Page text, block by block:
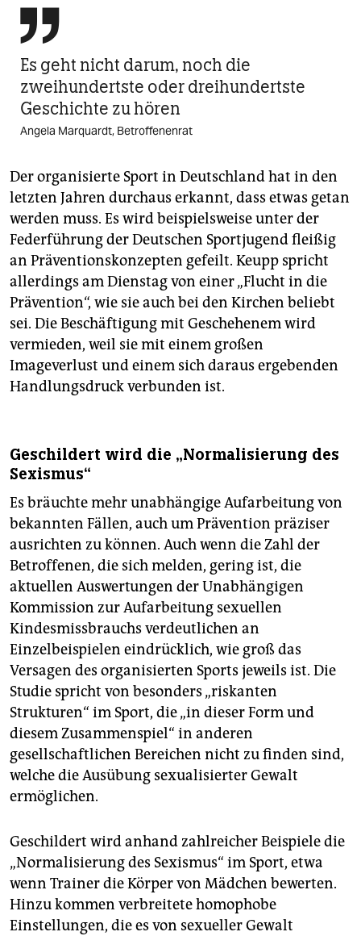

Es geht nicht darum, noch die
zweihundertste oder dreihundertste
Geschichte zu hören
Angela Marquardt, Betroffenenrat
Der organisierte Sport in Deutschland hat in den
letzten Jahren durchaus erkannt, dass etwas getan
werden muss. Es wird beispielsweise unter der
Federführung der Deutschen Sportjugend fleißig
an Präventionskonzepten gefeilt. Keupp spricht
allerdings am Dienstag von einer „Flucht in die
Prävention“, wie sie auch bei den Kirchen beliebt
sei. Die Beschäftigung mit Geschehenem wird
vermieden, weil sie mit einem großen
Imageverlust und einem sich daraus ergebenden
Handlungsdruck verbunden ist.
Geschildert wird die „Normalisierung des
Sexismus“
Es bräuchte mehr unabhängige Aufarbeitung von
bekannten Fällen, auch um Prävention präziser
ausrichten zu können. Auch wenn die Zahl der
Betroffenen, die sich melden, gering ist, die
aktuellen Auswertungen der Unabhängigen
Kommission zur Aufarbeitung sexuellen
Kindesmissbrauchs verdeutlichen an
Einzelbeispielen eindrücklich, wie groß das
Versagen des organisierten Sports jeweils ist. Die
Studie spricht von besonders „riskanten
Strukturen“ im Sport, die „in dieser Form und
diesem Zusammenspiel“ in anderen
gesellschaftlichen Bereichen nicht zu finden sind,
welche die Ausübung sexualisierter Gewalt
ermöglichen.
Geschildert wird anhand zahlreicher Beispiele die
„Normalisierung des Sexismus“ im Sport, etwa
wenn Trainer die Körper von Mädchen bewerten.
Hinzu kommen verbreitete homophobe
Einstellungen, die es von sexueller Gewalt